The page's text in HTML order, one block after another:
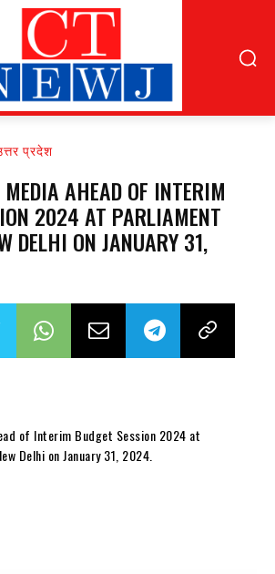
प्रदेश
AHEAD OF INTERIM
2024 AT PARLIAMENT
DELHI ON JANUARY 31,
of Interim Budget Session 2024 at
Delhi on January 31, 2024.